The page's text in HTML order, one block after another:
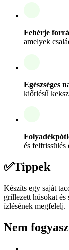
Fehérje
amelyek
Egészséges
kiőrlésű
és felfrissülés
✅Tippek
Készíts egy saját
grillezett húsokat
ízlésének megfelelj.
Nem